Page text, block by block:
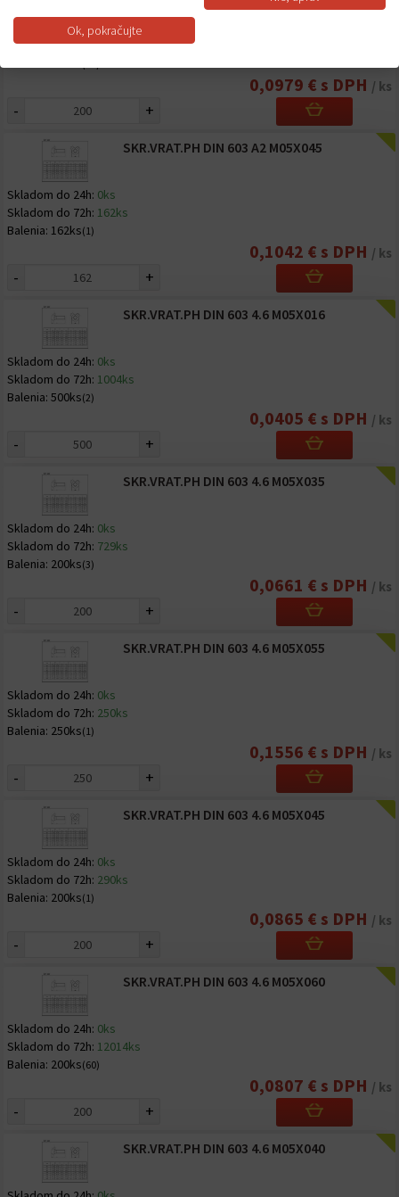
Skladom do 24h:0ks
Skladom do 72h:4000ks
0,0979 € s DPH / ks
- +
SKR.VRAT.PH DIN 603 A2 M05X045
Skladom do 24h: 0ks
Skladom do 72h: 162ks
Balenia: 162ks(1)
0,1042 € s DPH / ks
- +
SKR.VRAT.PH DIN 603 4.6 M05X016
Skladom do 24h: 0ks
Skladom do 72h: 1004ks
Balenia: 500ks(2)
0,0405 € s DPH / ks
- +
SKR.VRAT.PH DIN 603 4.6 M05X035
Skladom do 24h: 0ks
Skladom do 72h: 729ks
Balenia: 200ks(3)
0,0661 € s DPH / ks
- +
SKR.VRAT.PH DIN 603 4.6 M05X055
Skladom do 24h: 0ks
Skladom do 72h: 250ks
Balenia: 250ks(1)
0,1556 € s DPH / ks
- +
SKR.VRAT.PH DIN 603 4.6 M05X045
Skladom do 24h: 0ks
Skladom do 72h: 290ks
Balenia: 200ks(1)
0,0865 € s DPH / ks
- +
SKR.VRAT.PH DIN 603 4.6 M05X060
Skladom do 24h: 0ks
Skladom do 72h: 12014ks
Balenia: 200ks(60)
0,0807 € s DPH / ks
- +
SKR.VRAT.PH DIN 603 4.6 M05X040
Ok, pokračujte